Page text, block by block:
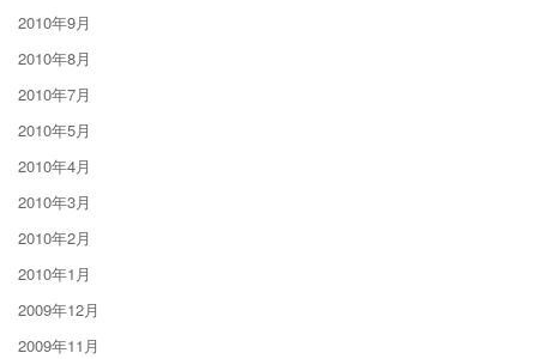
2010年9月
2010年8月
2010年7月
2010年5月
2010年4月
2010年3月
2010年2月
2010年1月
2009年12月
2009年11月